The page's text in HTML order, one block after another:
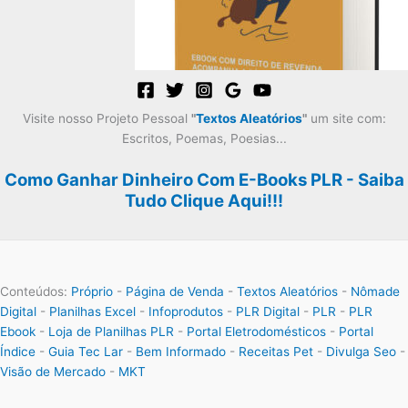
Visite nosso Projeto Pessoal "Textos Aleatórios"um site com:
Escritos, Poemas, Poesias...
Como Ganhar Dinheiro Com E-Books PLR - Saiba
Tudo Clique Aqui!!!
Conteúdos: Próprio - Página de Venda - Textos Aleatórios - Nômade
Digital - Planilhas Excel - Infoprodutos - PLR Digital - PLR - PLR
Ebook - Loja de Planilhas PLR - Portal Eletrodomésticos - Portal
Índice - Guia Tec Lar - Bem Informado - Receitas Pet - Divulga Seo -
Visão de Mercado - MKT